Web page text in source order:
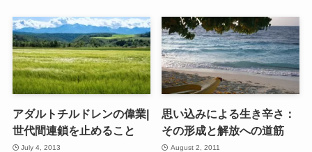
アダルトチルドレンの偉業|
世代間連鎖を止めること
July 4, 2013
思い込みによる生き辛さ：
その形成と解放への道筋
August 2, 2011